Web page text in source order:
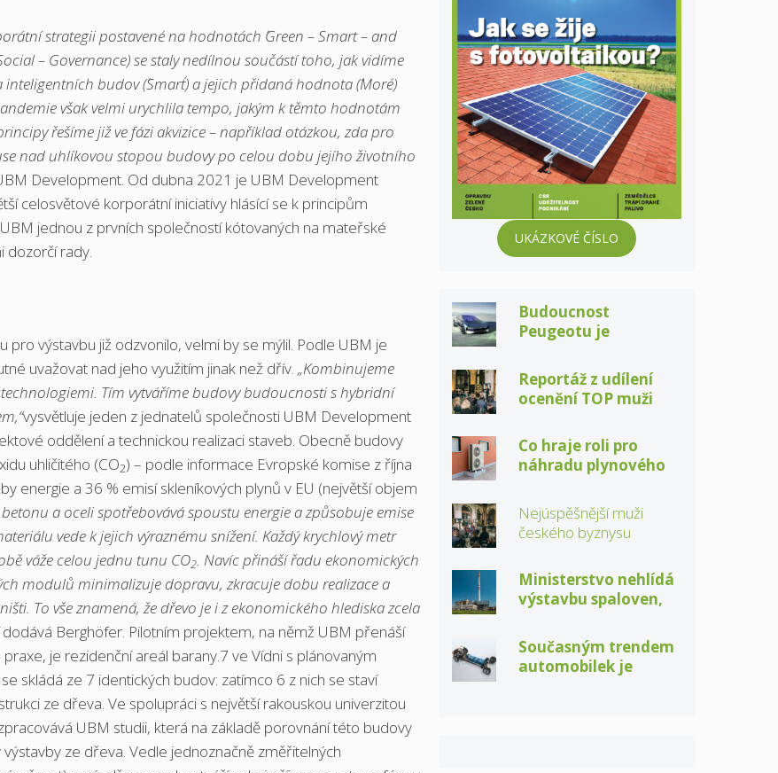
strategii postavené na hodnotách ´Green – Smart – and
– Governance) se staly nedílnou součástí toho, jak vidíme
budov (´Smart´) a jejich přidaná hodnota (´More´)
však velmi urychlila tempo, jakým k těmto hodnotám
řešíme již ve fázi akvizice – například otázkou, zda pro
nad uhlíkovou stopou budovy po celou dobu jejího životního
Development. Od dubna 2021 je UBM Development
celosvětové korporátní iniciativy hlásící se k principům
jednou z prvních společností kótovaných na mateřské
dozorčí rady.
výstavbu již odzvonilo, velmi by se mýlil. Podle UBM je
uvažovat nad jeho využitím jinak než dřív. „Kombinujeme
Tím vytváříme budovy budoucnosti s hybridní
vysvětluje jeden z jednatelů společnosti UBM Development
oddělení a technickou realizaci staveb. Obecně budovy
uhličitého (CO2) – podle informace Evropské komise z října
energie a 36 % emisí skleníkových plynů v EU (největší objem
a oceli spotřebovává spoustu energie a způsobuje emise
vede k jejich výraznému snížení. Každý krychlový metr
váže celou jednu tunu CO2. Navíc přináší řadu ekonomických
modulů minimalizuje dopravu, zkracuje dobu realizace a
To vše znamená, že dřevo je i z ekonomického hlediska zcela
dodává Berghöfer. Pilotním projektem, na němž UBM přenáší
je rezidenční areál barany.7 ve Vídni s plánovaným
skládá ze 7 identických budov: zatímco 6 z nich se staví
ze dřeva. Ve spolupráci s největší rakouskou univerzitou
UBM studii, která na základě porovnání této budovy
ze dřeva. Vedle jednoznačně změřitelných
UKÁZKOVÉ ČÍSLO
Budoucnost
Peugeotu je
pořádně sexy
Reportáž z udílení
ocenění TOP muži
Co hraje roli pro
náhradu plynového
čerpadlem?
Nejúspěšnější muži
českého byznysu
magazínu CEO
Ministerstvo nehlídá
výstavbu spaloven,
recyklovat!
Současným trendem
automobilek je